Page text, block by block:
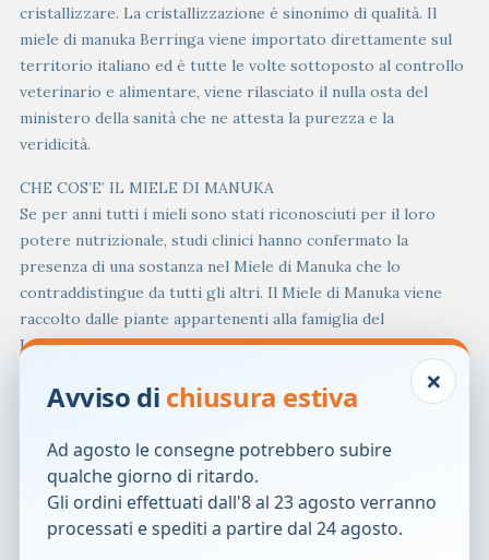
cristallizzare. La cristallizzazione è sinonimo di qualità. Il
miele di manuka Berringa viene importato direttamente sul
territorio italiano ed è tutte le volte sottoposto al controllo
veterinario e alimentare, viene rilasciato il nulla osta del
ministero della sanità che ne attesta la purezza e la
veridicità.
CHE COS’E’ IL MIELE DI MANUKA
Se per anni tutti i mieli sono stati riconosciuti per il loro
potere nutrizionale, studi clinici hanno confermato la
presenza di una sostanza nel Miele di Manuka che lo
contraddistingue da tutti gli altri. Il Miele di Manuka viene
raccolto dalle piante appartenenti alla famiglia del
Leptospermum, che conferiscono al miele un’alta
percentuale di metilgliossale, conosciuto come MGO. Dal
gusto ricco, questo miele così particolare proviene dalle
DA DOVE PROVIENE IL MIELE DI MANUKA?
Pensavi che il Miele di Manuka provenisse dalla Nuova
Zelanda? Non sei l’unico. Il marketing ha fatto di tutto per
divulgare informazioni circa l’unica provenienza del Miele di
×
Avviso di chiusura estiva
Ad agosto le consegne potrebbero subire
qualche giorno di ritardo.
Gli ordini effettuati dall'8 al 23 agosto verranno
processati e spediti a partire dal 24 agosto.